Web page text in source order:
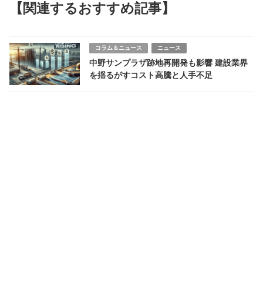
【関連するおすすめ記事】
コラム＆ニュース ニュース
中野サンプラザ跡地再開発も影響 建設業界
を揺るがすコスト高騰と人手不足